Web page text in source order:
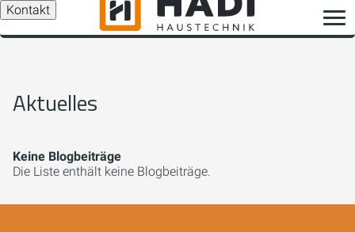
Kontakt
Aktuelles
Keine Blogbeiträge
Die Liste enthält keine Blogbeiträge.